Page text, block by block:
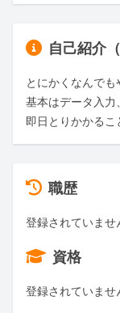
自己紹介（
とにかくなんでも
基本はデータ入力
即日とりかかるこ
職歴
登録されていませ
資格
登録されていませ